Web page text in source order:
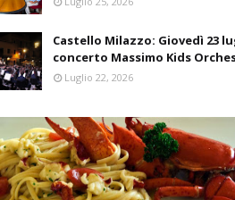
Castello Milazzo: Giovedì 23
concerto Massimo Kids
Luglio 22, 2026